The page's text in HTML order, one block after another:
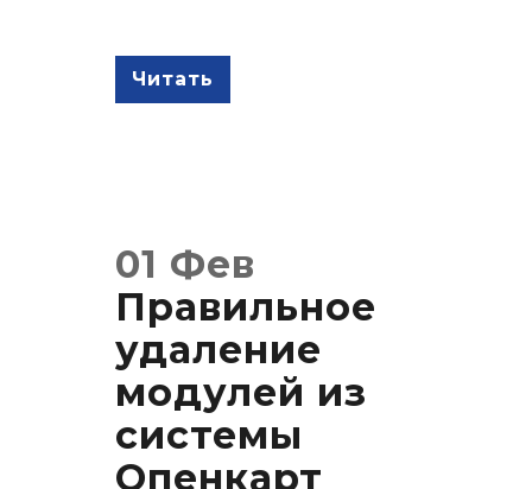
Читать
01 Фев
Правильное
удаление
модулей из
системы
Опенкарт